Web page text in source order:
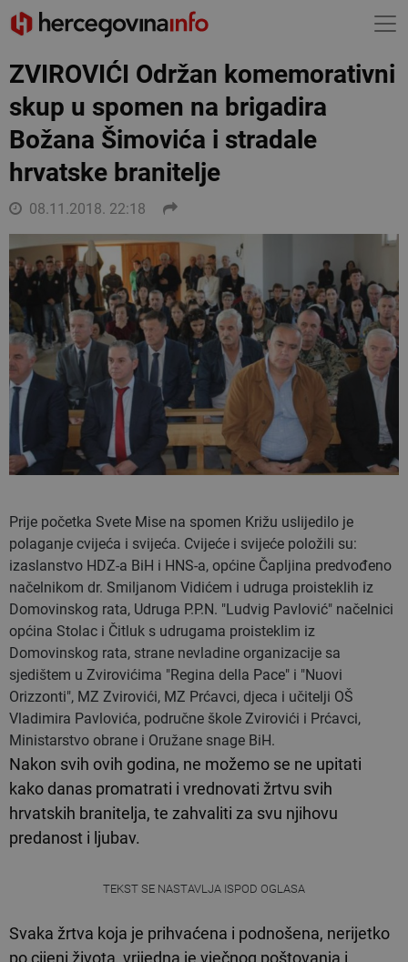
ZVIROVIĆI Održan komemorativni
skup u spomen na brigadira
Božana Šimovića i stradale
hrvatske branitelje
08.11.2018. 22:18
Prije početka Svete Mise na spomen Križu uslijedilo je
polaganje cvijeća i svijeća. Cvijeće i svijeće položili su:
izaslanstvo HDZ-a BiH i HNS-a, općine Čapljina predvođeno
načelnikom dr. Smiljanom Vidićem i udruga proisteklih iz
Domovinskog rata, Udruga P.P.N. "Ludvig Pavlović" načelnici
općina Stolac i Čitluk s udrugama proisteklim iz
Domovinskog rata, strane nevladine organizacije sa
sjedištem u Zvirovićima "Regina della Pace" i "Nuovi
Orizzonti", MZ Zvirovići, MZ Prćavci, djeca i učitelji OŠ
Vladimira Pavlovića, područne škole Zvirovići i Prćavci,
Ministarstvo obrane i Oružane snage BiH.
Nakon svih ovih godina, ne možemo se ne upitati
kako danas promatrati i vrednovati žrtvu svih
hrvatskih branitelja, te zahvaliti za svu njihovu
predanost i ljubav.
TEKST SE NASTAVLJA ISPOD OGLASA
Svaka žrtva koja je prihvaćena i podnošena, nerijetko
po cijeni života, vrijedna je vječnog poštovanja i